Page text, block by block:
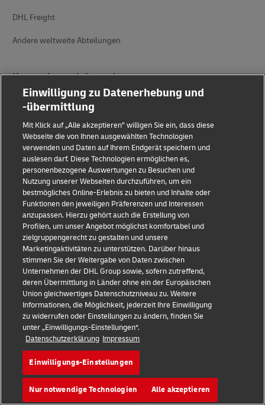
DHL Freight
Andere weltweite Abteilungen
Unternehmensinformationen
Über DHL
Delivered
Jobs und Karriere
Pressezentrum
Investoren
Nachhaltigkeit
Markenpartnerschaften
Betrugserkennung
Rechtliche Hinweise
Nutzungsbedingungen
Einwilligung zu Datenerhebung und
-übermittlung
Mit Klick auf „Alle akzeptieren” willigen Sie ein, dass diese
Webseite die von Ihnen ausgewählten Technologien
verwenden und Daten auf Ihrem Endgerät speichern und
auslesen darf. Diese Technologien ermöglichen es,
personenbezogene Auswertungen zu Besuchen und
Nutzung unserer Webseiten durchzuführen, um ein
bestmögliches Online-Erlebnis zu bieten und Inhalte oder
Funktionen den jeweiligen Präferenzen und Interessen
anzupassen. Hierzu gehört auch die Erstellung von
Profilen, um unser Angebot möglichst komfortabel und
zielgruppengerecht zu gestalten und unsere
Marketingaktivitäten zu unterstützen. Darüber hinaus
stimmen Sie der Weitergabe von Daten zwischen
Unternehmen der DHL Group sowie, sofern zutreffend,
deren Übermittlung in Länder ohne ein der Europäischen
Union gleichwertiges Datenschutzniveau zu. Weitere
Informationen, die Möglichkeit, jederzeit Ihre Einwilligung
zu widerrufen oder Einstellungen zu ändern, finden Sie
unter „Einwilligungs-Einstellungen“.
Datenschutzerklärung Impressum
Einwilligungs-Einstellungen
Nur notwendige Technologien Alle akzeptieren